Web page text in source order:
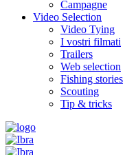
Campagne
Video Selection
Video Tying
I vostri filmati
Trailers
Web selection
Fishing stories
Scouting
Tip & tricks